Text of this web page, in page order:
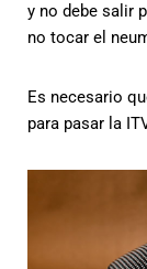
y no debe salir
no tocar el
Es necesario
para pasar la